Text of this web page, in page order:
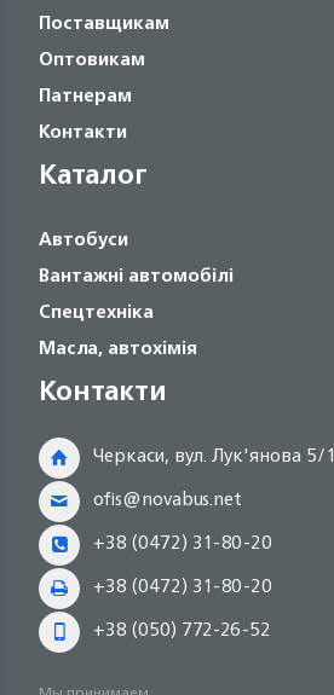
Поставщикам
Оптовикам
Патнерам
Контакти
Каталог
Автобуси
Вантажні автомобілі
Спецтехніка
Масла, автохімія
Контакти
Черкаси, вул. Лук'янова 5/1
ofis@novabus.net
+38 (0472) 31-80-20
+38 (0472) 31-80-20
+38 (050) 772-26-52